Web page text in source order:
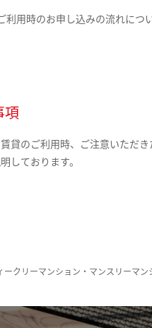
利用時のお申し込みの流れにつ
項
貸のご利用時、ご注意いただき
しております。
クリーマンション・マンスリーマ